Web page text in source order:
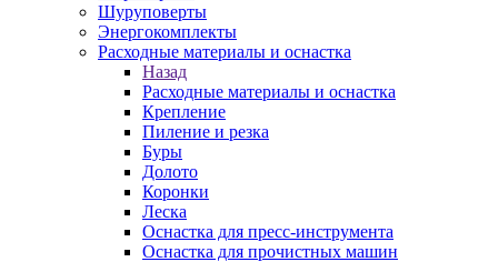
Шуруповерты
Энергокомплекты
Расходные материалы и оснастка
Назад
Расходные материалы и оснастка
Крепление
Пиление и резка
Буры
Долото
Коронки
Леска
Оснастка для пресс-инструмента
Оснастка для прочистных машин